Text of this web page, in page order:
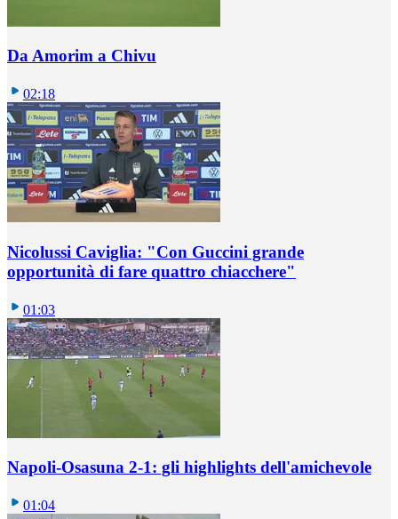
Da Amorim a Chivu
02:18
Nicolussi Caviglia: "Con Guccini grande
opportunità di fare quattro chiacchere"
01:03
Napoli-Osasuna 2-1: gli highlights dell'amichevole
01:04